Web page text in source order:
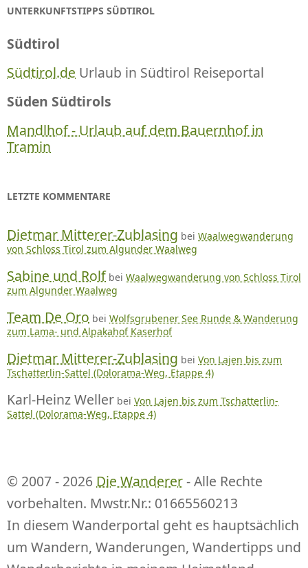
UNTERKUNFTSTIPPS SÜDTIROL
Südtirol
Südtirol.de Urlaub in Südtirol Reiseportal
Süden Südtirols
Mandlhof - Urlaub auf dem Bauernhof in
Tramin
LETZTE KOMMENTARE
Dietmar Mitterer-Zublasing bei Waalwegwanderung
von Schloss Tirol zum Algunder Waalweg
Sabine und Rolf bei Waalwegwanderung von Schloss Tirol
zum Algunder Waalweg
Team De Oro bei Wolfsgrubener See Runde & Wanderung
zum Lama- und Alpakahof Kaserhof
Dietmar Mitterer-Zublasing bei Von Lajen bis zum
Tschatterlin-Sattel (Dolorama-Weg, Etappe 4)
Karl-Heinz Weller bei Von Lajen bis zum Tschatterlin-
Sattel (Dolorama-Weg, Etappe 4)
© 2007 - 2026 Die Wanderer- Alle Rechte
vorbehalten. Mwstr.Nr.: 01665560213
In diesem Wanderportal geht es hauptsächlich
um Wandern, Wanderungen, Wandertipps und